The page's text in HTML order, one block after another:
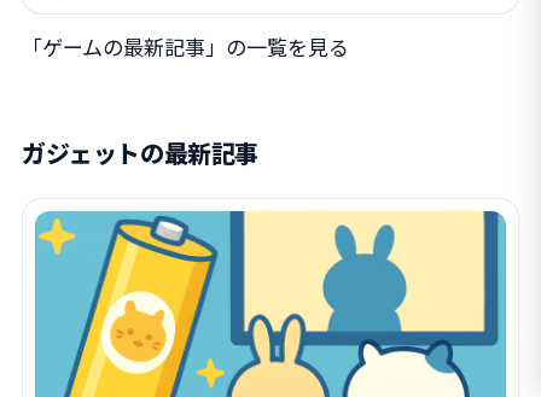
「ゲームの最新記事」の一覧を見る
ガジェットの最新記事